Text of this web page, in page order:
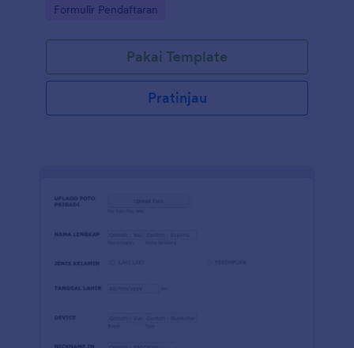
Go to Category:
Formulir Pendaftaran
Pakai Template
Pratinjau